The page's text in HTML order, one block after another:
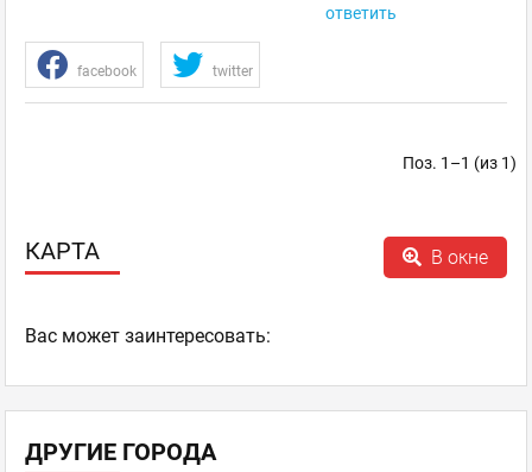
ответить
facebook twitter
Поз. 1–1 (из 1)
КАРТА В окне
Ваc может заинтересовать:
ДРУГИЕ ГОРОДА